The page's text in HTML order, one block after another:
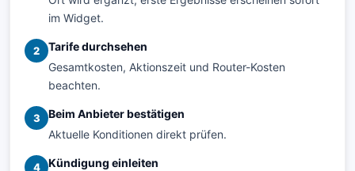
im Widget.
2
Tarife durchsehen
Gesamtkosten, Aktionszeit und Router-Kosten
beachten.
3
Beim Anbieter bestätigen
Aktuelle Konditionen direkt prüfen.
4
Kündigung einleiten